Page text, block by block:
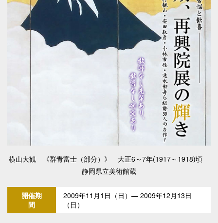
横山大観 《群青富士（部分）》 大正6～7年(1917～1918)頃
静岡県立美術館蔵
開催期
間
2009年11月1日（日）― 2009年12月13日
（日）